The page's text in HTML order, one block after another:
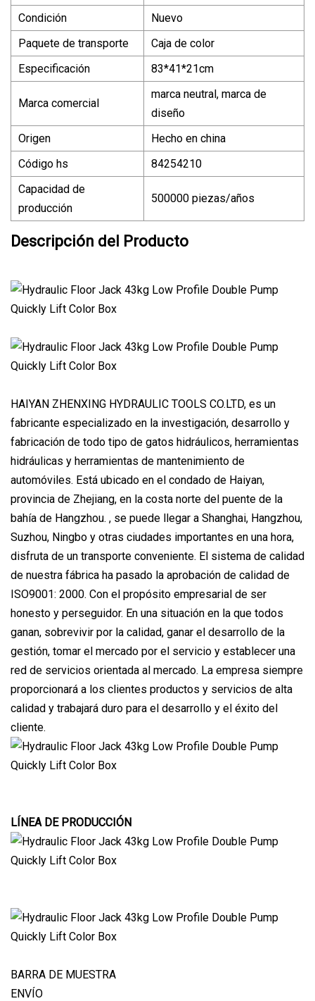
Condición
Nuevo
Paquete de transporte
Caja de color
Especificación
83*41*21cm
Marca comercial
marca neutral, marca de
diseño
Origen
Hecho en china
Código hs
84254210
Capacidad de
producción
500000 piezas/años
Descripción del Producto
HAIYAN ZHENXING HYDRAULIC TOOLS CO.LTD, es un
fabricante especializado en la investigación, desarrollo y
fabricación de todo tipo de gatos hidráulicos, herramientas
hidráulicas y herramientas de mantenimiento de
automóviles. Está ubicado en el condado de Haiyan,
provincia de Zhejiang, en la costa norte del puente de la
bahía de Hangzhou. , se puede llegar a Shanghai, Hangzhou,
Suzhou, Ningbo y otras ciudades importantes en una hora,
disfruta de un transporte conveniente. El sistema de calidad
de nuestra fábrica ha pasado la aprobación de calidad de
ISO9001: 2000. Con el propósito empresarial de ser
honesto y perseguidor. En una situación en la que todos
ganan, sobrevivir por la calidad, ganar el desarrollo de la
gestión, tomar el mercado por el servicio y establecer una
red de servicios orientada al mercado. La empresa siempre
proporcionará a los clientes productos y servicios de alta
calidad y trabajará duro para el desarrollo y el éxito del
cliente.
LÍNEA DE PRODUCCIÓN
BARRA DE MUESTRA
ENVÍO